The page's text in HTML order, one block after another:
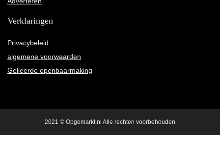
Verklaringen
Privacybeleid
algemene voorwaarden
Gelieerde openbaarmaking
2021 © Opgemarkt.nl Alle rechten voorbehouden